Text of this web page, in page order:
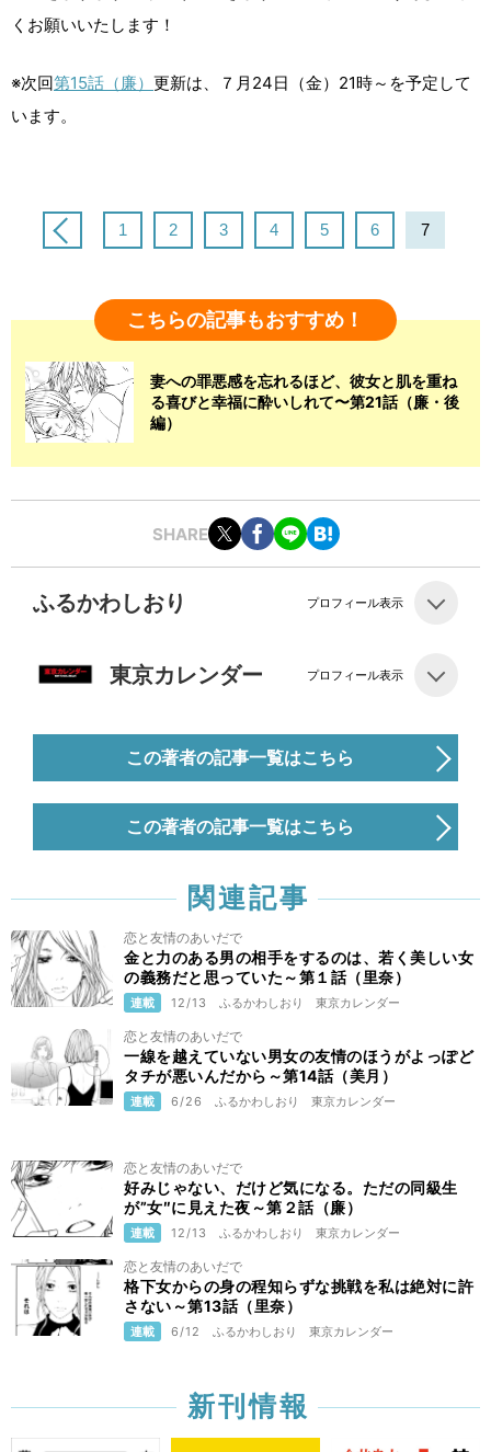
くお願いいたします！
※次回第15話（廉） 更新は、７月24日（金）21時～を予定して
います。
1 2 3 4 5 6 7
こちらの記事もおすすめ！
妻への罪悪感を忘れるほど、彼女と肌を重ね
る喜びと幸福に酔いしれて〜第21話（廉・後
編）
SHARE
ふるかわしおり プロフィール表示
東京カレンダー プロフィール表示
この著者の記事一覧はこちら
この著者の記事一覧はこちら
関連記事
恋と友情のあいだで
金と力のある男の相手をするのは、若く美しい女
の義務だと思っていた～第１話（里奈）
連載 12/13 ふるかわしおり 東京カレンダー
恋と友情のあいだで
一線を越えていない男女の友情のほうがよっぽど
タチが悪いんだから～第14話（美月）
連載 6/26 ふるかわしおり 東京カレンダー
恋と友情のあいだで
好みじゃない、だけど気になる。ただの同級生
が”女″に見えた夜～第２話（廉）
連載 12/13 ふるかわしおり 東京カレンダー
恋と友情のあいだで
格下女からの身の程知らずな挑戦を私は絶対に許
さない～第13話（里奈）
連載 6/12 ふるかわしおり 東京カレンダー
新刊情報